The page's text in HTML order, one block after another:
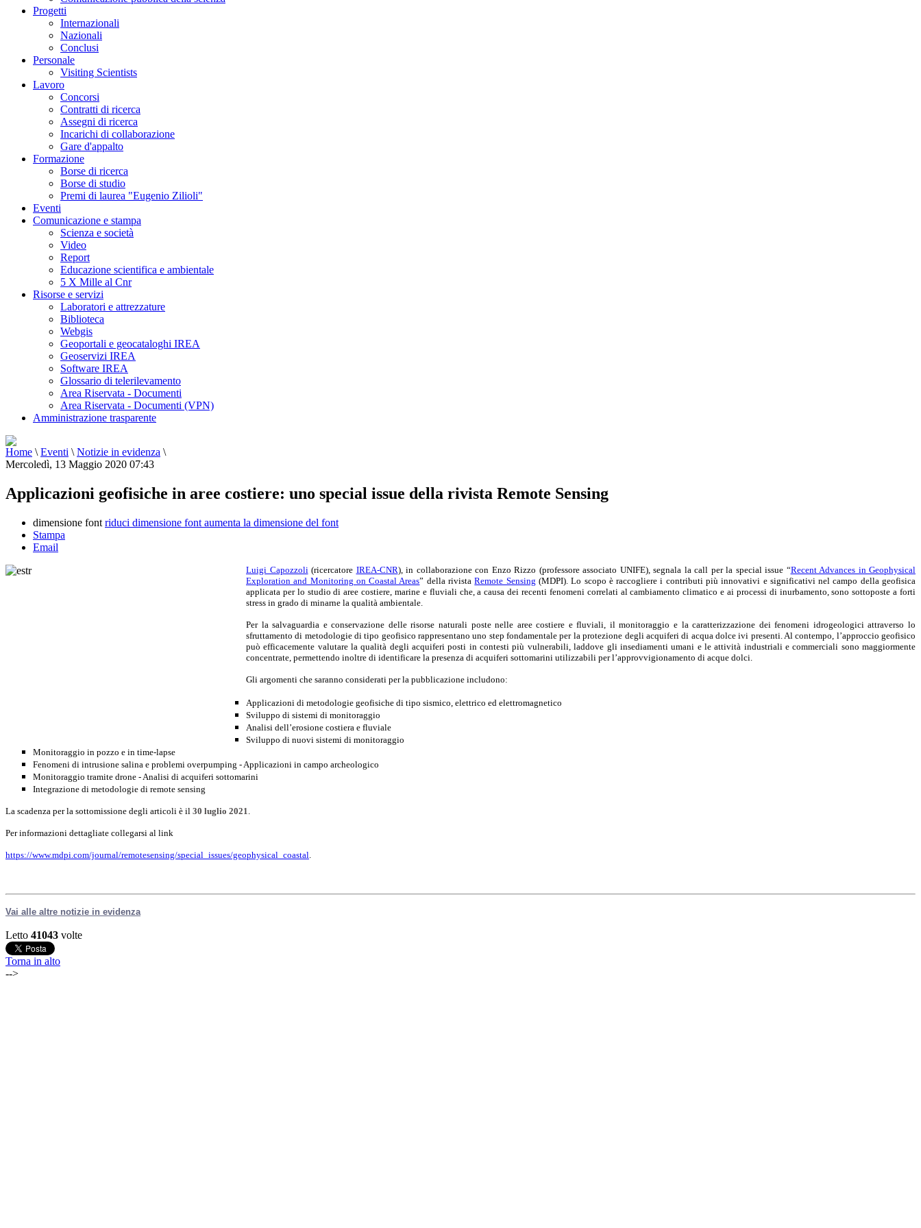
Progetti
Internazionali
Nazionali
Conclusi
Personale
Visiting Scientists
Lavoro
Concorsi
Contratti di ricerca
Assegni di ricerca
Incarichi di collaborazione
Gare d'appalto
Formazione
Borse di ricerca
Borse di studio
Premi di laurea "Eugenio Zilioli"
Eventi
Comunicazione e stampa
Scienza e società
Video
Report
Educazione scientifica e ambientale
5 X Mille al Cnr
Risorse e servizi
Laboratori e attrezzature
Biblioteca
Webgis
Geoportali e geocataloghi IREA
Geoservizi IREA
Software IREA
Glossario di telerilevamento
Area Riservata - Documenti
Area Riservata - Documenti (VPN)
Amministrazione trasparente
Home \ Eventi \ Notizie in evidenza \
Mercoledì, 13 Maggio 2020 07:43
Applicazioni geofisiche in aree costiere: uno special issue della rivista Remote Sensing
dimensione font riduci dimensione font aumenta la dimensione del font
Stampa
Email
Luigi Capozzoli (ricercatore IREA-CNR), in collaborazione con Enzo Rizzo (professore associato UNIFE), segnala la call per la special issue “Recent Advances in Geophysical
Exploration and Monitoring on Coastal Areas” della rivistaRemote Sensing (MDPI). Lo scopo è raccogliere i contributi più innovativi e significativi nel campo della geofisica
applicata per lo studio di aree costiere, marine e fluviali che, a causa dei recenti fenomeni correlati al cambiamento climatico e ai processi di inurbamento, sono sottoposte a forti
stress in grado di minarne la qualità ambientale.
Per la salvaguardia e conservazione delle risorse naturali poste nelle aree costiere e fluviali, il monitoraggio e la caratterizzazione dei fenomeni idrogeologici attraverso lo
sfruttamento di metodologie di tipo geofisico rappresentano uno step fondamentale per la protezione degli acquiferi di acqua dolce ivi presenti. Al contempo, l’approccio geofisico
può efficacemente valutare la qualità degli acquiferi posti in contesti più vulnerabili, laddove gli insediamenti umani e le attività industriali e commerciali sono maggiormente
concentrate, permettendo inoltre di identificare la presenza di acquiferi sottomarini utilizzabili per l’approvvigionamento di acque dolci.
Gli argomenti che saranno considerati per la pubblicazione includono:
Applicazioni di metodologie geofisiche di tipo sismico, elettrico ed elettromagnetico
Sviluppo di sistemi di monitoraggio
Analisi dell’erosione costiera e fluviale
Sviluppo di nuovi sistemi di monitoraggio
Monitoraggio in pozzo e in time-lapse
Fenomeni di intrusione salina e problemi overpumping - Applicazioni in campo archeologico
Monitoraggio tramite drone - Analisi di acquiferi sottomarini
Integrazione di metodologie di remote sensing
La scadenza per la sottomissione degli articoli è il 30 luglio 2021
Per informazioni dettagliate collegarsi al link
https://www.mdpi.com/journal/remotesensing/special_issues/geophysical_coastal
Vai alle altre notizie in evidenza
Letto 41043 volte
Torna in alto
-->